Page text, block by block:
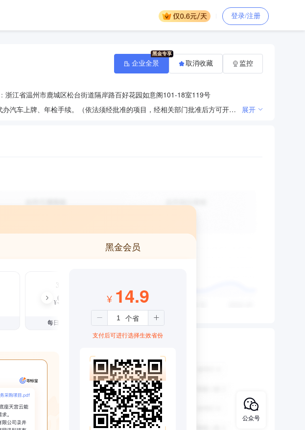
登录/注册
浙江省温州市鹿城区松台街道隔岸路百好花园如意阁101-18室119号
销售：二手车、汽车配件、汽车装饰用品；汽车租赁服务、汽车信息咨询、代办汽车上牌、年检手续。（依法须经批准的项目，经相关部门批准后方可开展经营活动） 展开
企业全景 取消收藏 监控
黑金会员
3个月
¥99
每日仅1.08元
¥ 14.9
支付后可进行选择生效省份
公众号